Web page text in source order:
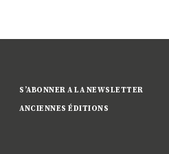
S’ABONNER A LA NEWSLETTER
ANCIENNES ÉDITIONS